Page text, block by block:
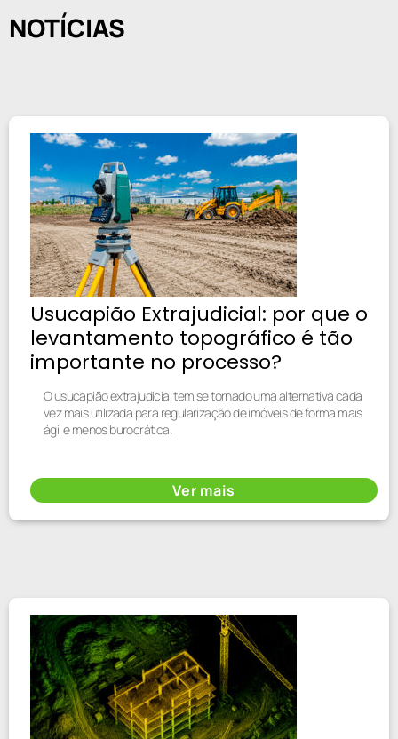
NOTÍCIAS
Usucapião Extrajudicial: por que o
levantamento topográfico é tão
importante no processo?
O usucapião extrajudicial tem se tornado uma alternativa cada
vez mais utilizada para regularização de imóveis de forma mais
ágil e menos burocrática.
Ver mais